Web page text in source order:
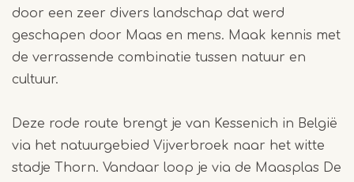
door een zeer divers landschap dat werd
geschapen door Maas en mens. Maak kennis met
de verrassende combinatie tussen natuur en
cultuur.
Deze rode route brengt je van Kessenich in België
via het natuurgebied Vijverbroek naar het witte
stadje Thorn. Vandaar loop je via de Maasplas De